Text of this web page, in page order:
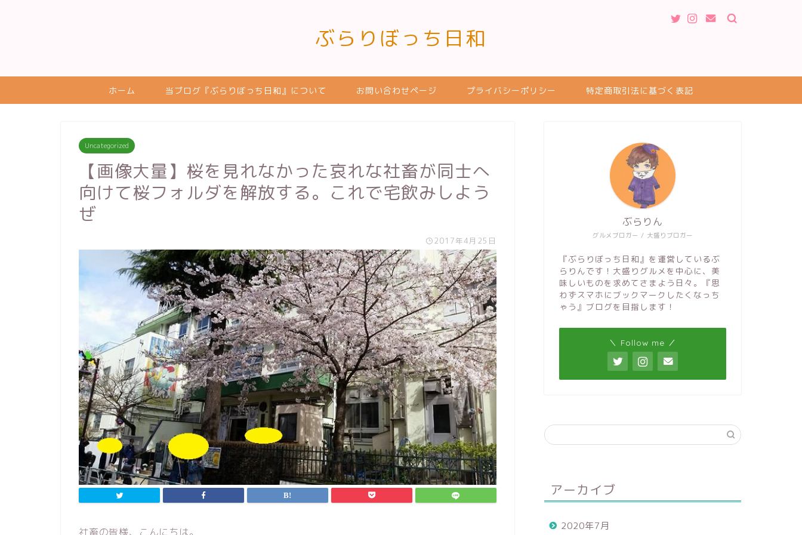
ぶらりぼっち日和
ホーム 当ブログ『ぶらりぼっち日和』について お問い合わせページ プライバシーポリシー 特定商取引法に基づく表記
Uncategorized
【画像大量】桜を見れなかった哀れな社畜が同士へ
向けて桜フォルダを解放する。これで宅飲みしよう
ぜ
2017年4月25日
社畜の皆様、こんにちは。
グルメブロガー / 大盛りブロガー
ぶらりん
『ぶらりぼっち日和』を運営しているぶ
らりんです！大盛りグルメを中心に、美
味しいものを求めてさまよう日々。『思
わずスマホにブックマークしたくなっち
ゃう』ブログを目指します！
＼ Follow me ／
アーカイブ
2020年7月